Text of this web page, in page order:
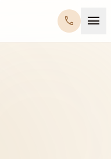
call menu